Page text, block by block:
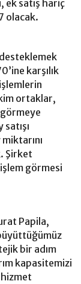
ek satış hariç
olacak.
desteklemek
karşılık
ortaklar,
Şirket
görmesi
Papila,
bir adım
kapasitemizi